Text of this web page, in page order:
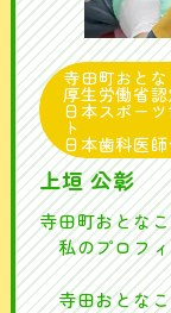
寺田町おと
厚生労働省
日本スポー
ト
日本歯科医
上垣 公彰
寺田町おとな
私のプロフィ
寺田おとなこ